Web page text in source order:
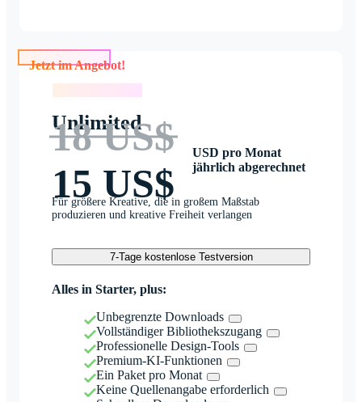
Jetzt im Angebot!
Unlimited
18 US$
15 US$
USD pro Monat
jährlich abgerechnet
Für größere Kreative, die in großem Maßstab
produzieren und kreative Freiheit verlangen
7-Tage kostenlose Testversion
Alles in Starter, plus:
Unbegrenzte Downloads
Vollständiger Bibliothekszugang
Professionelle Design-Tools
Premium-KI-Funktionen
Ein Paket pro Monat
Keine Quellenangabe erforderlich